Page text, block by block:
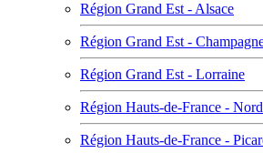
Région Grand Est - Alsace
Région Grand Est -
Région Grand Est - Lorraine
Région Hauts-de-France -
Région Hauts-de-France -